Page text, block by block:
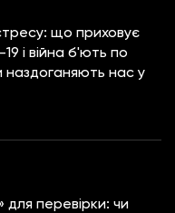
що приховує
і війна б'ють по
наздоганяють нас у
для перевірки: чи